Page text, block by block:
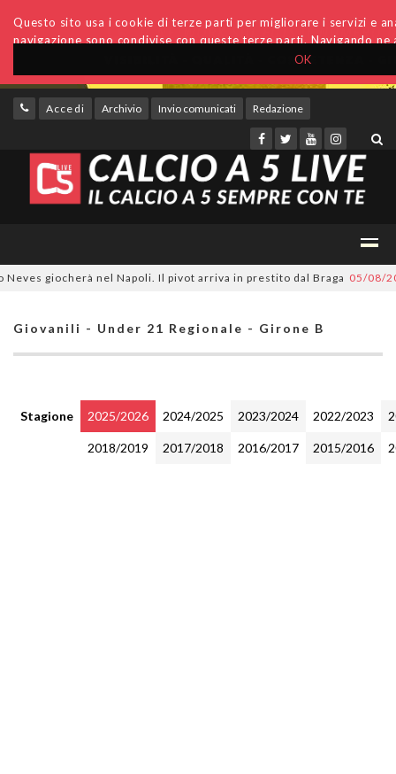
OK
Questo sito usa i cookie di terze parti per migliorare i servizi e
navigazione sono condivise con queste terze parti. Navigando
Accedi Archivio Invio comunicati Redazione
giocherà nel Napoli. Il pivot arriva in prestito dal Braga 05/08/2026
Giovanili - Under 21 Regionale - Girone B
Stagione 2025/2026 2024/2025 2023/2024 2022/2023
2018/2019 2017/2018 2016/2017 2015/2016